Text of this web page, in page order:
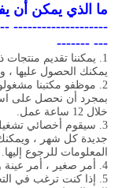
ما الذي يمكن أن
--- -------
1. يمكننا تقديم
يمكنك الحصول عليها ،
2. موظفو مكتبنا
بمجرد أن نحصل على
خلال 12 ساعة عمل.
3. سيقوم أخصائي
جديدة كل شهر ،
المعلومات للرجوع إليها.
4. أمر صغير ، أمر عينة والنظام المختلط موضع ترحيب.
5. إذا كنت ترغب في